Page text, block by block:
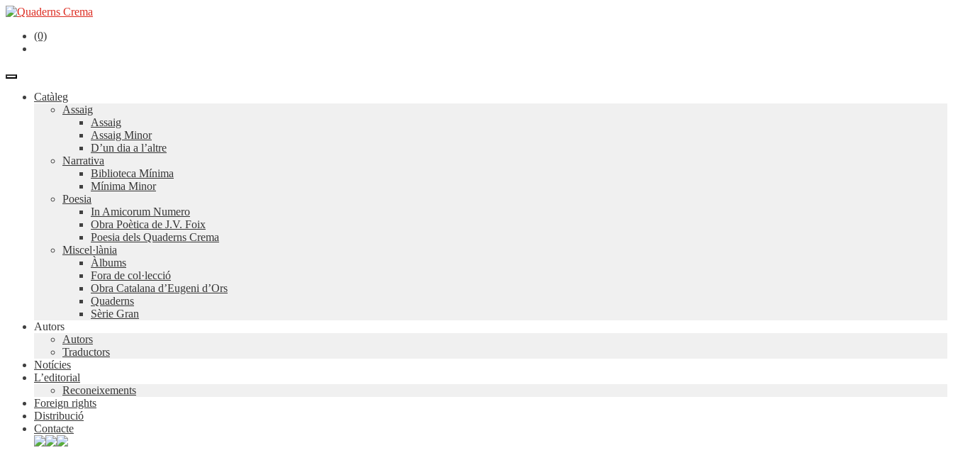
(0)
Catàleg
Assaig
Assaig
Assaig Minor
D’un dia a l’altre
Narrativa
Biblioteca Mínima
Mínima Minor
Poesia
In Amicorum Numero
Obra Poètica de J.V. Foix
Poesia dels Quaderns Crema
Miscel·lània
Àlbums
Fora de col·lecció
Obra Catalana d’Eugeni d’Ors
Quaderns
Sèrie Gran
Autors
Autors
Traductors
Notícies
L’editorial
Reconeixements
Foreign rights
Distribució
Contacte